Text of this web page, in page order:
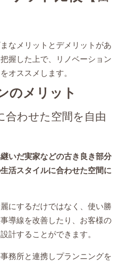
なメリットとデメリットがあ
握した上で、リノベーション
オススメします。
のメリット
合わせた空間を自由
いだ実家などの古き良き部分
活スタイルに合わせた空間に
にするだけではなく、使い勝
導線を改善したり、お客様の
計することができます。
務所と連携しプランニングを